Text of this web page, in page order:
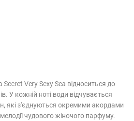
Very Sexy Sea відноситься до
У кожній ноті води відчувається
які з'єднуються окремими акордами
чудового жіночого парфуму.